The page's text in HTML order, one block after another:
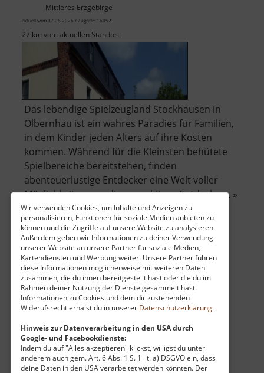
Wir verwenden Cookies, um Inhalte und Anzeigen zu
personalisieren, Funktionen für soziale Medien anbieten zu
können und die Zugriffe auf unsere Website zu analysieren.
Außerdem geben wir Informationen zu deiner Verwendung
unserer Website an unsere Partner für soziale Medien,
Kartendiensten und Werbung weiter. Unsere Partner führen
diese Informationen möglicherweise mit weiteren Daten
zusammen, die du ihnen bereitgestellt hast oder die du im
Rahmen deiner Nutzung der Dienste gesammelt hast.
Informationen zu Cookies und dem dir zustehenden
Widerufsrecht erhälst du in unserer Datenschutzerklärung.
Hinweis zur Datenverarbeitung in den USA durch
Google- und Facebookdienste:
Indem du auf "Alles akzeptieren" klickst, willigst du unter
anderem auch gem. Art. 6 Abs. 1 S. 1 lit. a) DSGVO ein, dass
deine Daten in den USA verarbeitet werden könnten. Der
Mittleres Erzgebirge
aktuell vom 07.06.2026 / Zugriffe: 16052
27 km vom aktuellen Standort
Das lebendige Spielzeugland Stockhausen in
Olbernhau ist ein wahres Paradies für Familien,
in dem Kinder jeden Alters auf ihre Kosten
kommen. Während für die Kleinsten behütete
Spielbereiche bereitstehen, finden
abenteuerlustige Entdecker eine Welt voller
Möglichkeiten vor, die zum aktiven Entdecken.. »
weiterlesenüber
Stockhausen
-
das
lebendige
Spielzeugland
Steyermühle
Erzgebirgsvorland
aktuell vom 01.04.2026 / Zugriffe: 4626
43 km vom aktuellen Standort